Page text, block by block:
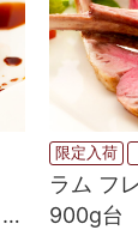
限定入荷
ラム フ
900g台